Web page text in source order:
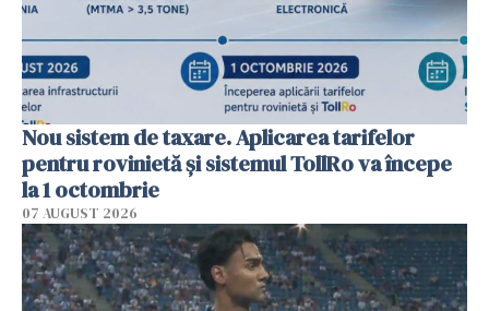
Nou sistem de taxare. Aplicarea tarifelor
pentru rovinietă şi sistemul TollRo va începe
la 1 octombrie
07 AUGUST 2026